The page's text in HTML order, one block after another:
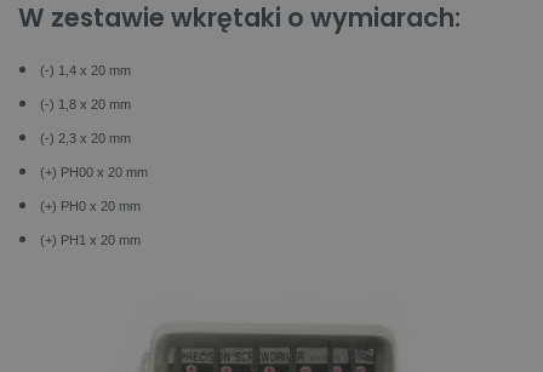
W zestawie wkrętaki o wymiarach:
(-) 1,4 x 20 mm
(-) 1,8 x 20 mm
(-) 2,3 x 20 mm
(+) PH00 x 20 mm
(+) PH0 x 20 mm
(+) PH1 x 20 mm